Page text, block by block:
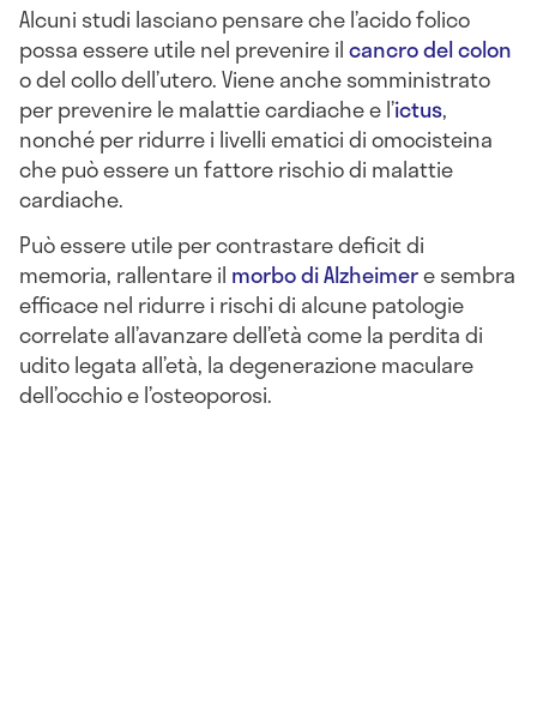
Alcuni studi lasciano pensare che l’acido folico
possa essere utile nel prevenire ilcancro del colon
o del collo dell’utero. Viene anche somministrato
per prevenire le malattie cardiache e l’ictus,
nonché per ridurre i livelli ematici di omocisteina
che può essere un fattore rischio di malattie
cardiache.
Può essere utile per contrastare deficit di
memoria, rallentare il morbo di Alzheimere sembra
efficace nel ridurre i rischi di alcune patologie
correlate all’avanzare dell’età come la perdita di
udito legata all’età, la degenerazione maculare
dell’occhio e l’osteoporosi.